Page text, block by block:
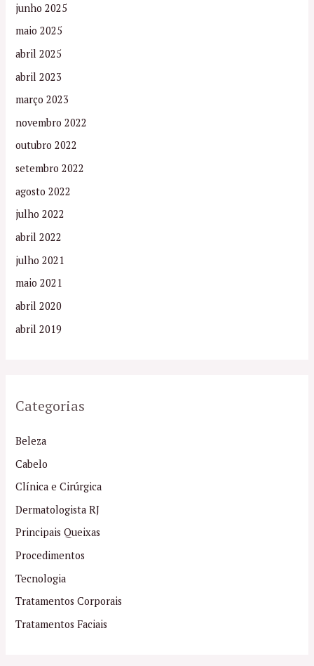
junho 2025
maio 2025
abril 2025
abril 2023
março 2023
novembro 2022
outubro 2022
setembro 2022
agosto 2022
julho 2022
abril 2022
julho 2021
maio 2021
abril 2020
abril 2019
Categorias
Beleza
Cabelo
Clínica e Cirúrgica
Dermatologista RJ
Principais Queixas
Procedimentos
Tecnologia
Tratamentos Corporais
Tratamentos Faciais